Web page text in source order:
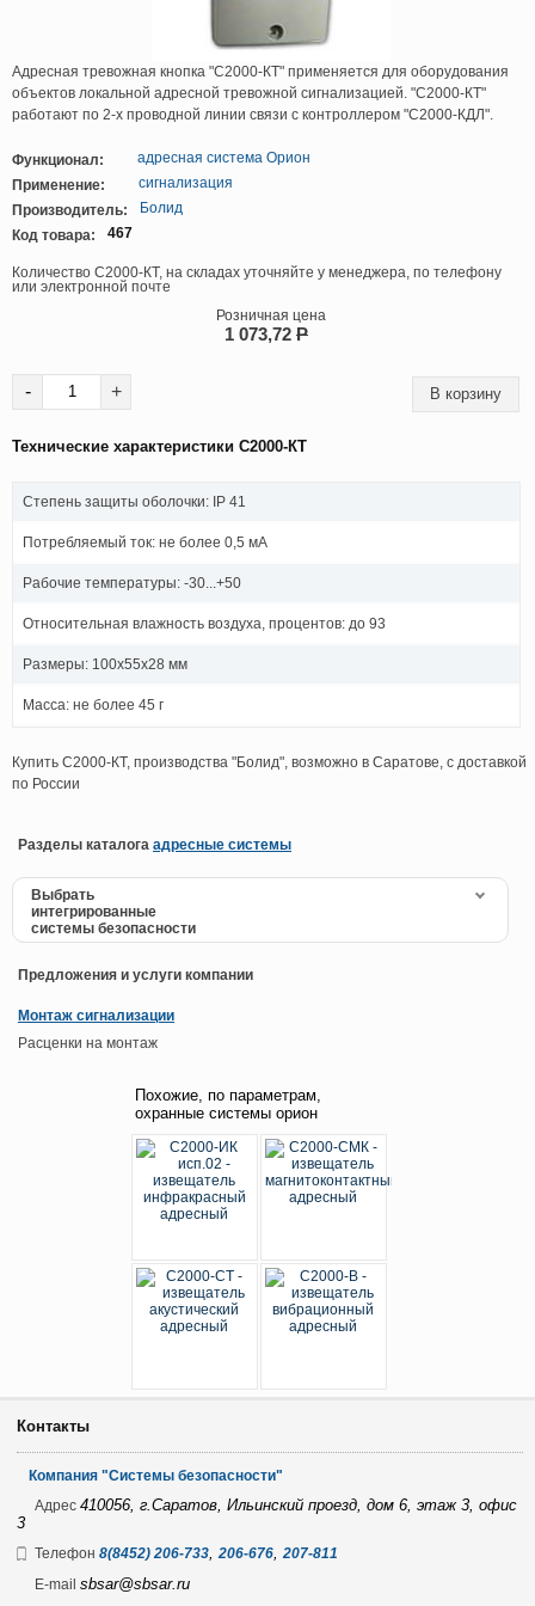
Адресная тревожная кнопка "С2000-КТ" применяется для оборудования
объектов локальной адресной тревожной сигнализацией. "С2000-КТ"
работают по 2-х проводной линии связи с контроллером "С2000-КДЛ".
Функционал:
адресная система Орион
Применение:
сигнализация
Производитель:
Болид
Код товара:
467
Количество С2000-КТ, на складах уточняйте у менеджера, по телефону
или электронной почте
Розничная цена
1 073,72 P
- +
Технические характеристики С2000-КТ
Степень защиты оболочки: IP 41
Потребляемый ток: не более 0,5 мА
Рабочие температуры: -30...+50
Относительная влажность воздуха, процентов: до 93
Размеры: 100x55x28 мм
Масса: не более 45 г
Купить С2000-КТ, производства "Болид", возможно в Саратове, с доставкой
по России
Разделы каталога адресные системы
Выбрать
интегрированные
системы безопасности
Предложения и услуги компании
Монтаж сигнализации
Расценки на монтаж
Похожие, по параметрам,
охранные системы орион
Контакты
Компания "Системы безопасности"
Адрес 410056, г.Саратов, Ильинский проезд, дом 6, этаж 3, офис
3
Телефон 8(8452) 206-733,206-676,207-811
E-mail sbsar@sbsar.ru